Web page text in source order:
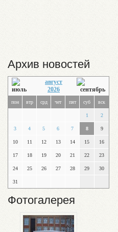
Архив новостей
август
2026
пон втр срд чет пят суб вск
1 2
3 4 5 6 7 8 9
10 11 12 13 14 15 16
17 18 19 20 21 22 23
24 25 26 27 28 29 30
31
Фотогалерея